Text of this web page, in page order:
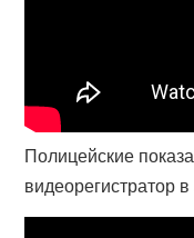
Полицейские
видеорегистратор